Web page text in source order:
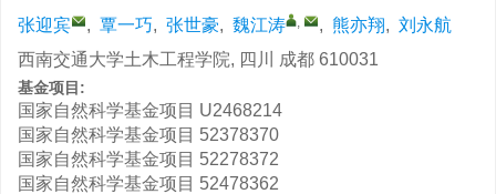
张迎宾 , 覃一巧, 张世豪, 魏江涛 , , 熊亦翔, 刘永航
西南交通大学土木工程学院, 四川 成都 610031
基金项目:
国家自然科学基金项目 U2468214
国家自然科学基金项目 52378370
国家自然科学基金项目 52278372
国家自然科学基金项目 52478362